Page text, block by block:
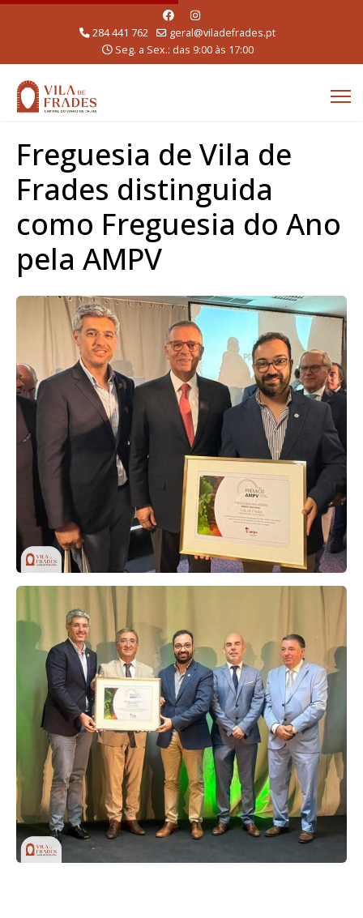
284 441 762
geral@viladefrades.pt
Seg. a Sex.: das 9:00 às 17:00
Freguesia de Vila de
Frades distinguida
como Freguesia do Ano
pela AMPV